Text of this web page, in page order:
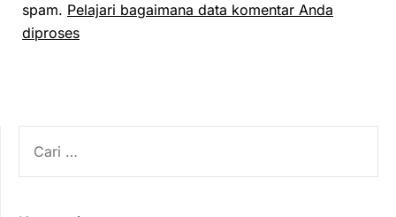
spam. Pelajari bagaimana data komentar Anda
diproses
UNTUK: